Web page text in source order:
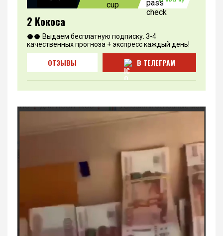
2 Кокоса
🥥🥥 Выдаем бесплатную подписку. 3-4
качественных прогноза + экспресс каждый день!
ОТЗЫВЫ В ТЕЛЕГРАМ